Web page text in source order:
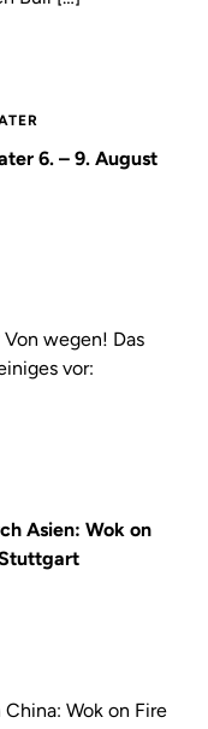
6. – 9. August
wegen! Das
vor:
Asien: Wok on
Wok on Fire